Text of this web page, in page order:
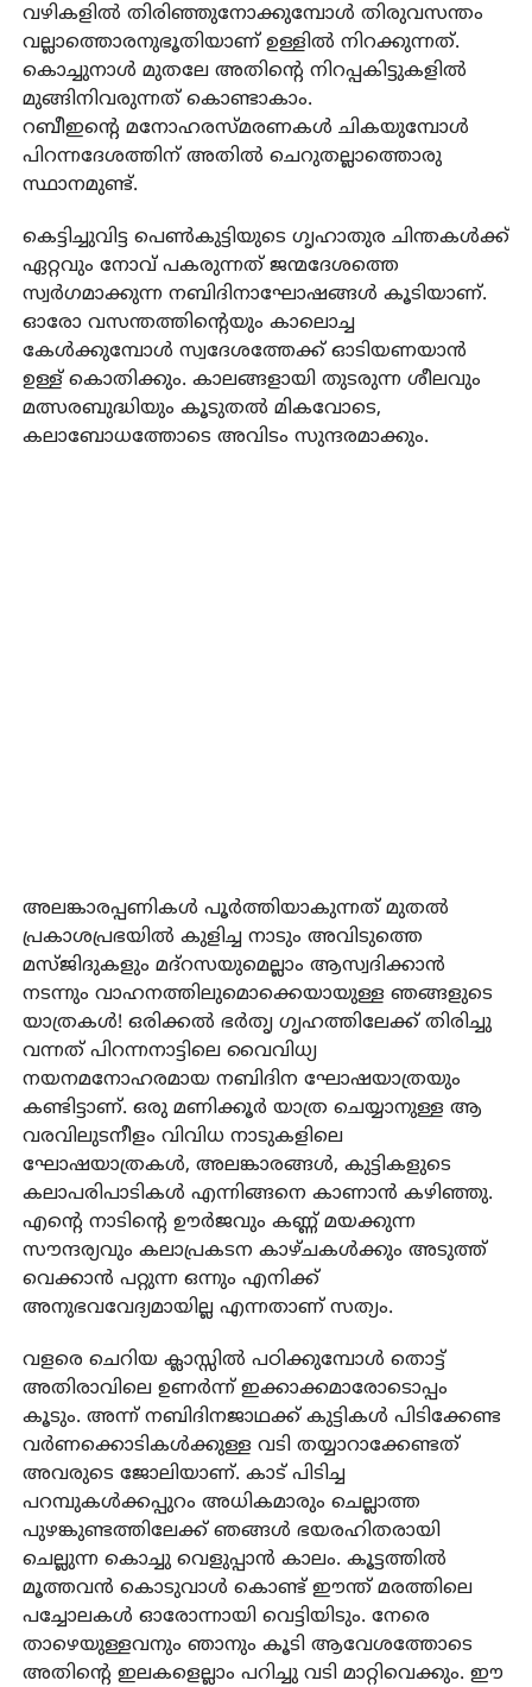
വഴികളിൽ തിരിഞ്ഞുനോക്കുമ്പോൾ തിരുവസന്തം
വല്ലാത്തൊരനുഭൂതിയാണ് ഉള്ളിൽ നിറക്കുന്നത്.
കൊച്ചുനാൾ മുതലേ അതിന്റെ നിറപ്പകിട്ടുകളിൽ
മുങ്ങിനിവരുന്നത് കൊണ്ടാകാം.
റബീഇന്റെ മനോഹരസ്മരണകൾ ചികയുമ്പോൾ
പിറന്നദേശത്തിന് അതിൽ ചെറുതല്ലാത്തൊരു
സ്ഥാനമുണ്ട്.
കെട്ടിച്ചുവിട്ട പെൺകുട്ടിയുടെ ഗൃഹാതുര ചിന്തകൾക്ക്
ഏറ്റവും നോവ് പകരുന്നത് ജന്മദേശത്തെ
സ്വർഗമാക്കുന്ന നബിദിനാഘോഷങ്ങൾ കൂടിയാണ്.
ഓരോ വസന്തത്തിന്റെയും കാലൊച്ച
കേൾക്കുമ്പോൾ സ്വദേശത്തേക്ക് ഓടിയണയാൻ
ഉള്ള് കൊതിക്കും. കാലങ്ങളായി തുടരുന്ന ശീലവും
മത്സരബുദ്ധിയും കൂടുതൽ മികവോടെ,
കലാബോധത്തോടെ അവിടം സുന്ദരമാക്കും.
അലങ്കാരപ്പണികൾ പൂർത്തിയാകുന്നത് മുതൽ
പ്രകാശപ്രഭയിൽ കുളിച്ച നാടും അവിടുത്തെ
മസ്ജിദുകളും മദ്റസയുമെല്ലാം ആസ്വദിക്കാൻ
നടന്നും വാഹനത്തിലുമൊക്കെയായുള്ള ഞങ്ങളുടെ
യാത്രകൾ! ഒരിക്കൽ ഭർതൃ ഗൃഹത്തിലേക്ക് തിരിച്ചു
വന്നത് പിറന്നനാട്ടിലെ വൈവിധ്യ
നയനമനോഹരമായ നബിദിന ഘോഷയാത്രയും
കണ്ടിട്ടാണ്. ഒരു മണിക്കൂർ യാത്ര ചെയ്യാനുള്ള ആ
വരവിലുടനീളം വിവിധ നാടുകളിലെ
ഘോഷയാത്രകൾ, അലങ്കാരങ്ങൾ, കുട്ടികളുടെ
കലാപരിപാടികൾ എന്നിങ്ങനെ കാണാൻ കഴിഞ്ഞു.
എന്റെ നാടിന്റെ ഊർജവും കണ്ണ് മയക്കുന്ന
സൗന്ദര്യവും കലാപ്രകടന കാഴ്ചകൾക്കും അടുത്ത്
വെക്കാൻ പറ്റുന്ന ഒന്നും എനിക്ക്
അനുഭവവേദ്യമായില്ല എന്നതാണ് സത്യം.
വളരെ ചെറിയ ക്ലാസ്സിൽ പഠിക്കുമ്പോൾ തൊട്ട്
അതിരാവിലെ ഉണർന്ന് ഇക്കാക്കമാരോടൊപ്പം
കൂടും. അന്ന് നബിദിനജാഥക്ക് കുട്ടികൾ പിടിക്കേണ്ട
വർണക്കൊടികൾക്കുള്ള വടി തയ്യാറാക്കേണ്ടത്
അവരുടെ ജോലിയാണ്. കാട് പിടിച്ച
പറമ്പുകൾക്കപ്പുറം അധികമാരും ചെല്ലാത്ത
പുഴങ്കുണ്ടത്തിലേക്ക് ഞങ്ങൾ ഭയരഹിതരായി
ചെല്ലുന്ന കൊച്ചു വെളുപ്പാൻ കാലം. കൂട്ടത്തിൽ
മൂത്തവൻ കൊടുവാൾ കൊണ്ട് ഈന്ത് മരത്തിലെ
പച്ചോലകൾ ഓരോന്നായി വെട്ടിയിടും. നേരെ
താഴെയുള്ളവനും ഞാനും കൂടി ആവേശത്തോടെ
അതിന്റെ ഇലകളെല്ലാം പറിച്ചു വടി മാറ്റിവെക്കും. ഈ